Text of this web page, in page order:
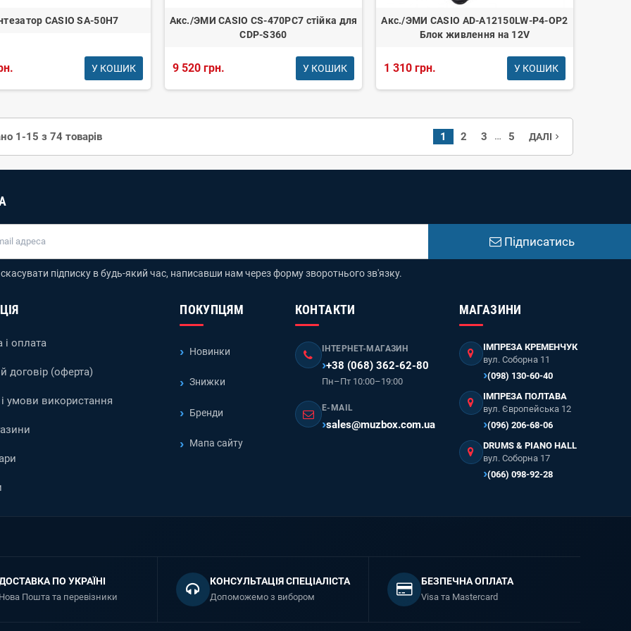
CASIO SA-50H7
У КОШИК
Акс./ЭМИ CASIO CS-470PC7 стійка для
CDP-S360
9 520 грн. У КОШИК
Акс./ЭМИ CASIO AD-A12150LW-P4-OP2
Блок живлення на 12V
1 310 грн. У КОШИК
1-15 з 74 товарів 1 2 3 … 5 ДАЛІ navigate_next
Підписатись
підписку в будь-який час, написавши нам через форму зворотнього зв'язку.
і оплата
договір (оферта)
умови використання
ПОКУПЦЯМ
Новинки
Знижки
Бренди
Мапа сайту
КОНТАКТИ
ІНТЕРНЕТ-МАГАЗИН
+38 (068) 362-62-80
Пн–Пт 10:00–19:00
E-MAIL
sales@muzbox.com.ua
МАГАЗИНИ
ІМПРЕЗА КРЕМЕНЧУК
вул. Соборна 11
(098) 130-60-40
ІМПРЕЗА ПОЛТАВА
вул. Європейська 12
(096) 206-68-06
DRUMS & PIANO HALL
вул. Соборна 17
(066) 098-92-28
ПО УКРАЇНІ
Нова Пошта та перевізники
КОНСУЛЬТАЦІЯ СПЕЦІАЛІСТА
Допоможемо з вибором
БЕЗПЕЧНА ОПЛАТА
Visa та Mastercard